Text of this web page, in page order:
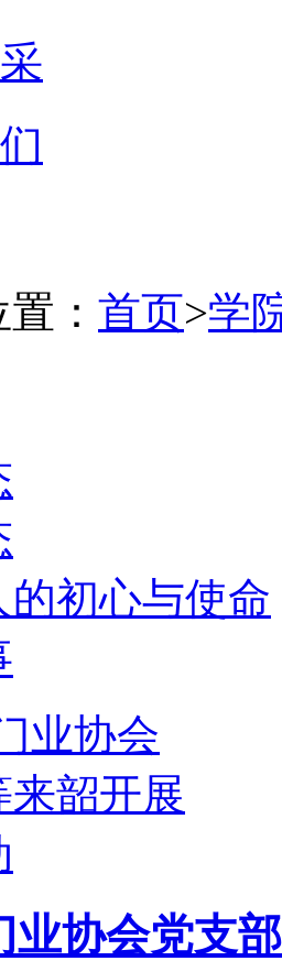
： 首页>学
初心与使命
业协会党支